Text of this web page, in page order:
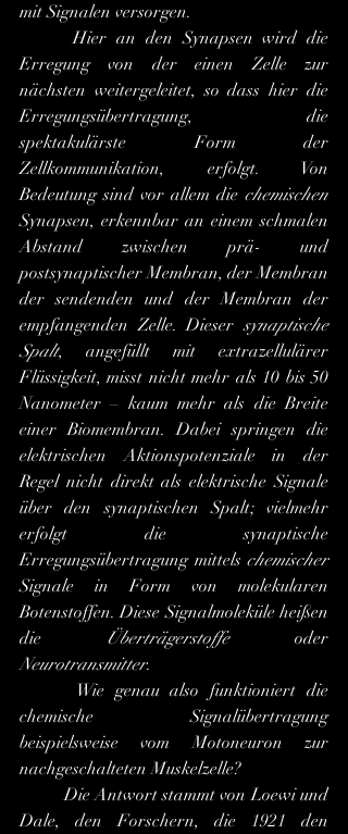
mit Signalen versorgen.
Erregung von der einen Zelle zur
nächsten weitergeleitet, so dass hier die
Erregungsübertragung, die
spektakulärste Form der
Zellkommunikation, erfolgt. Von
Bedeutung sind vor allem die chemischen
Synapsen, erkennbar an einem schmalen
Abstand zwischen prä- und
postsynaptischer Membran, der Membran
der sendenden und der Membran der
empfangenden Zelle. Dieser synaptische
Spalt, angefüllt mit extrazellulärer
Flüssigkeit, misst nicht mehr als 10 bis 50
Nanometer – kaum mehr als die Breite
einer Biomembran. Dabei springen die
elektrischen Aktionspotenziale in der
Regel nicht direkt als elektrische Signale
über den synaptischen Spalt; vielmehr
erfolgt die synaptische
Erregungsübertragung mittels chemischer
Signale in Form von molekularen
Botenstoffen. Diese Signalmoleküle heißen
die Überträgerstoffe
Neurotransmitter.
chemische Signalübertragung
beispielsweise vom Motoneuron zur
nachgeschalteten Muskelzelle?
Dale, den Forschern, die 1921 den